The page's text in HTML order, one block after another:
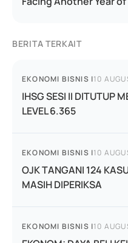
BERITA TERKAIT
EKONOMI BISNIS |10
IHSG SESI II DITUTUP
LEVEL 6.365
EKONOMI BISNIS |10
OJK TANGANI 124
MASIH DIPERIKSA
EKONOMI BISNIS |10